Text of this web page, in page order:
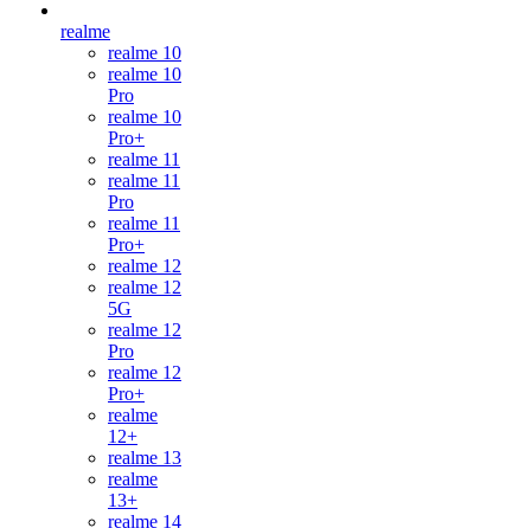
realme
realme 10
realme 10
Pro
realme 10
Pro+
realme 11
realme 11
Pro
realme 11
Pro+
realme 12
realme 12
5G
realme 12
Pro
realme 12
Pro+
realme
12+
realme 13
realme
13+
realme 14